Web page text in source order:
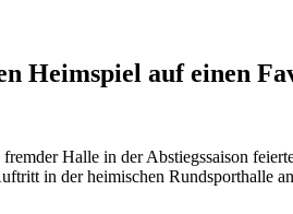
Heimspiel auf einen
Halle in der Abstiegssaison
in der heimischen Rundsporthalle